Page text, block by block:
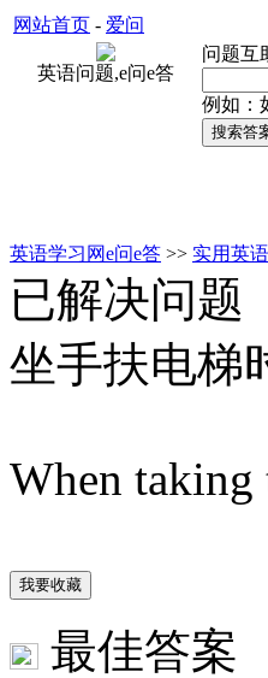
网站首页 - 爱问
英语问题,e问e答
问题互
例如：
英语学习网e问e答 >> 实用英语
已解决问题
坐手扶电梯
When taking
最佳答案